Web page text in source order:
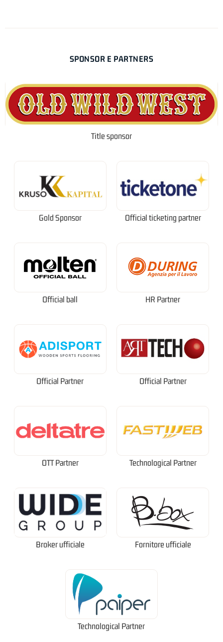
SPONSOR E PARTNERS
Title sponsor
Gold Sponsor Official ticketing partner
Official ball HR Partner
Official Partner Official Partner
OTT Partner Technological Partner
Broker ufficiale Fornitore ufficiale
Technological Partner